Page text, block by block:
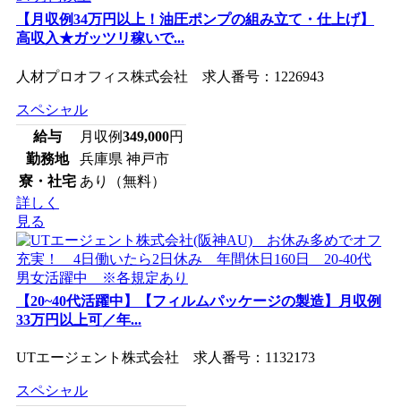
【月収例34万円以上！油圧ポンプの組み立て・仕上げ】
高収入★ガッツリ稼いで...
人材プロオフィス株式会社 求人番号：1226943
スペシャル
給与
月収例349,000円
勤務地
兵庫県 神戸市
寮・社宅 あり（無料）
詳しく
見る
【20~40代活躍中】【フィルムパッケージの製造】月収例
33万円以上可／年...
UTエージェント株式会社 求人番号：1132173
スペシャル